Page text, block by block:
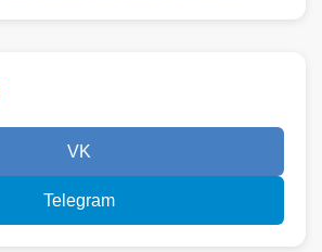
VK
Telegram